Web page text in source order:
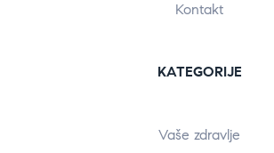
Kontakt
KATEGORIJE
Vaše zdravlje